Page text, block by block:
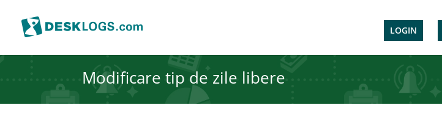
LOGIN
Modificare tip de zile libere